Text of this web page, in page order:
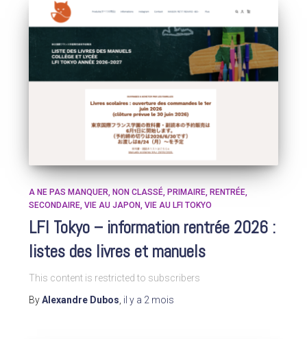
A NE PAS MANQUER NON CLASSÉ PRIMAIRE RENTRÉE
SECONDAIRE VIE AU JAPON VIE AU LFI TOKYO
LFI Tokyo – information rentrée 2026 :
listes des livres et manuels
This content is restricted to subscribers
ByAlexandre Dubos il y a 2 mois